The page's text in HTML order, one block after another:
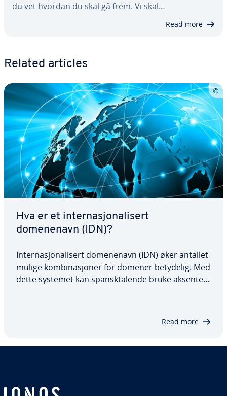
du vet hvordan du skal gå frem. Vi skal…
Read more
Related articles
Hva er et internasjonalisert
domenenavn (IDN)?
Internasjonalisert domenenavn (IDN) øker antallet
mulige kombinasjoner for domener betydelig. Med
dette systemet kan spansktalende bruke aksenter i
Read more